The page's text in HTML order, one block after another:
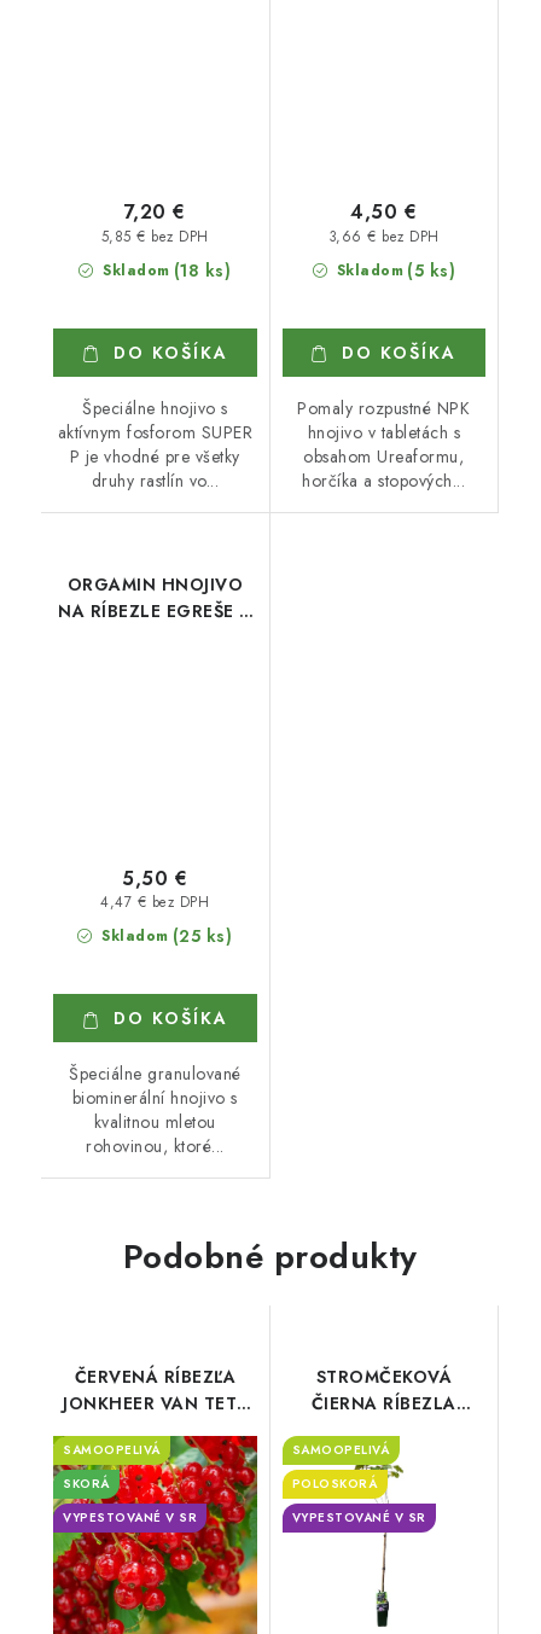
Skladom (18 ks)
5,85 € bez DPH
7,20 €
DO KOŠÍKA
Špeciálne hnojivo s
aktívnym fosforom SUPER
P je vhodné pre všetky
druhy rastlín vo...
Skladom (5 ks)
3,66 € bez DPH
4,50 €
DO KOŠÍKA
Pomaly rozpustné NPK
hnojivo v tabletách s
obsahom Ureaformu,
horčíka a stopových...
ORGAMIN HNOJIVO
NA RÍBEZLE EGREŠE A
Skladom (25 ks)
4,47 € bez DPH
5,50 €
DO KOŠÍKA
Špeciálne granulované
biominerální hnojivo s
kvalitnou mletou
rohovinou, ktoré...
Podobné produkty
ČERVENÁ RÍBEZĽA
JONKHEER VAN TETS
SK
SAMOOPELIVÁ
SKORÁ
VYPESTOVANÉ V SR
STROMČEKOVÁ
ČIERNA RÍBEZLA
TITANIA SK
SAMOOPELIVÁ
POLOSKORÁ
VYPESTOVANÉ V SR